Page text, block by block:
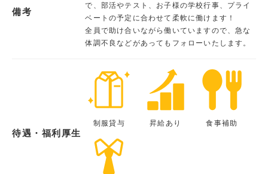
備考
で、部活やテスト、お子様の学校行事、プライ
ベートの予定に合わせて柔軟に働けます！
全員で助け合いながら働いていますので、急な
体調不良などがあってもフォローいたします。
待遇・福利厚生
制服貸与 昇給あり 食事補助